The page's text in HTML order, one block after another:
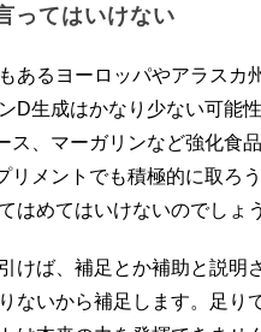
ってはいけない
あるヨーロッパやアラスカ
D生成はかなり少ない可能
、マーガリンなど強化食品
リメントでも積極的に取ろ
はめてはいけないのでしょ
けば、補足とか補助と説明
ないから補足します。足り